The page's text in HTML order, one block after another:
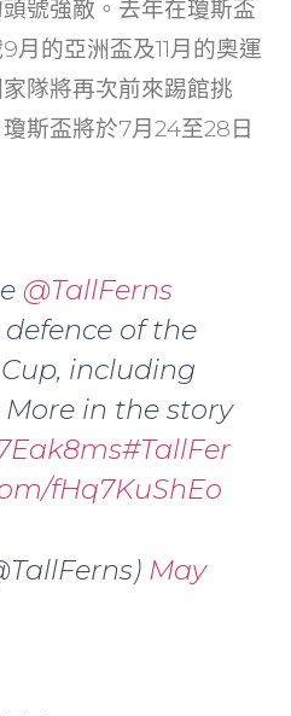
號強敵。去年在瓊斯盃
月的亞洲盃及11月的奧運
隊將再次前來踢館挑
斯盃將於7月24至28日
@TallFerns
of the
including
More in the story
#TallFer
fHq7KuShEo
May